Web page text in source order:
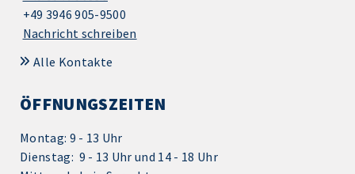
+49 3946 905-9500
Nachricht schreiben
Alle Kontakte
ÖFFNUNGSZEITEN
Montag: 9 - 13 Uhr
Dienstag: 9 - 13 Uhr und 14 - 18 Uhr